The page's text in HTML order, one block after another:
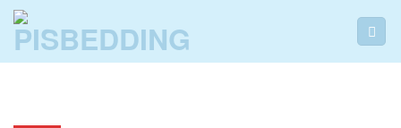
Skip
content